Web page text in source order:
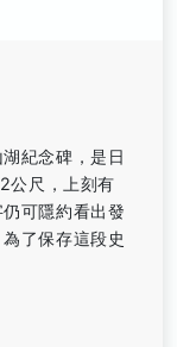
紀念碑，是日
公尺，上刻有
可隱約看出發
了保存這段史